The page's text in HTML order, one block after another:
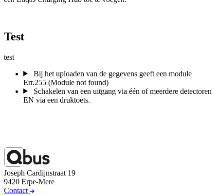
Test
test
Bij het uploaden van de gegevens geeft een module
Err.255 (Module not found)
Schakelen van een uitgang via één of meerdere detectoren
EN via een druktoets.
Joseph Cardijnstraat 19
9420 Erpe-Mere
Contact